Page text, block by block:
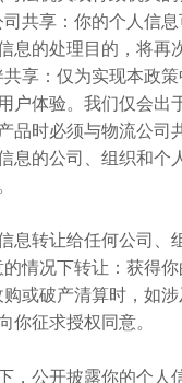
共享：你的个人信
息的处理目的，将再
享：仅为实现本政
户体验。我们仅会出
品时必须与物流公司
息的公司、组织和
息转让给任何公司、
情况下转让：获得
或破产清算时，如
你征求授权同意。
，公开披露你的个人